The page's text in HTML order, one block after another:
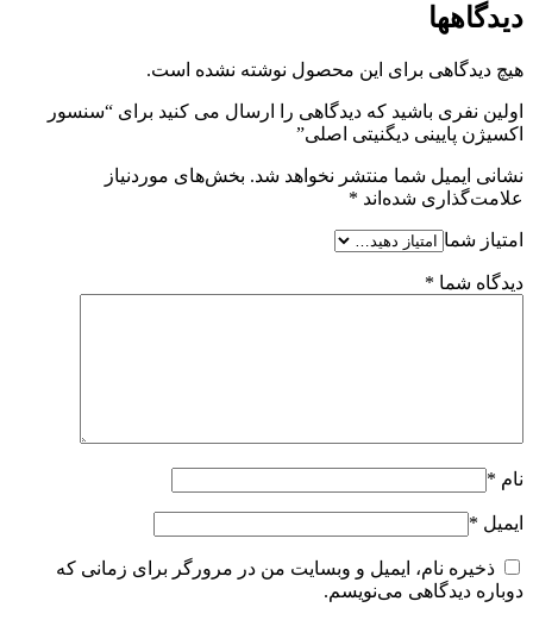
دیدگاهها
هیچ دیدگاهی برای این محصول نوشته نشده است.
اولین نفری باشید که دیدگاهی را ارسال می کنید برای “سنسور
اکسیژن پایینی دیگنیتی اصلی”
نشانی ایمیل شما منتشر نخواهد شد. بخش‌های موردنیاز
علامت‌گذاری شده‌اند *
امتیاز شما
دیدگاه شما *
نام *
ایمیل *
ذخیره نام، ایمیل و وبسایت من در مرورگر برای زمانی که
دوباره دیدگاهی می‌نویسم.